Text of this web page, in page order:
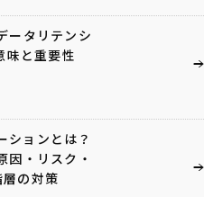
ータリテンシ
味と重要性
ションとは？
因・リスク・
の対策